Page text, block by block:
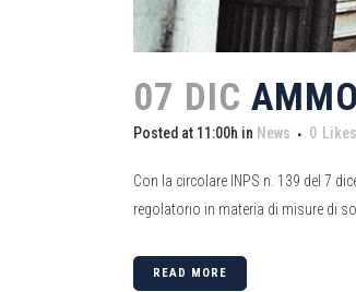
07 DIC
Posted at 11:00h in News 0 Likes
Con la circolare INPS n. 139 del 7
regolatorio in materia di misure di
READ MORE